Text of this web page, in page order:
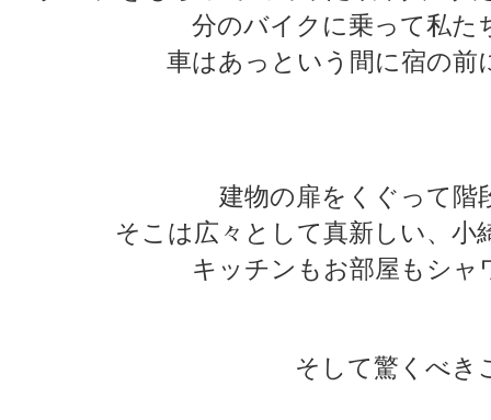
分のバイクに乗って私た
車はあっという間に宿の前
建物の扉をくぐって階
そこは広々として真新しい、小
キッチンもお部屋もシャ
そして驚くべき